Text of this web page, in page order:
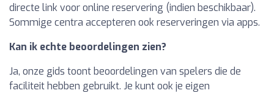
directe link voor online reservering (indien beschikbaar).
Sommige centra accepteren ook reserveringen via apps.
Kan ik echte beoordelingen zien?
Ja, onze gids toont beoordelingen van spelers die de
faciliteit hebben gebruikt. Je kunt ook je eigen